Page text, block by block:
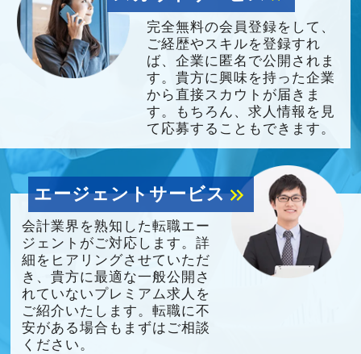
完全無料の会員登録をして、
ご経歴やスキルを登録すれ
ば、企業に匿名で公開されま
す。貴方に興味を持った企業
から直接スカウトが届きま
す。もちろん、求人情報を見
て応募することもできます。
エージェントサービスkeyboard_double_arrow_right
会計業界を熟知した転職エー
ジェントがご対応します。詳
細をヒアリングさせていただ
き、貴方に最適な一般公開さ
れていないプレミアム求人を
ご紹介いたします。転職に不
安がある場合もまずはご相談
ください。